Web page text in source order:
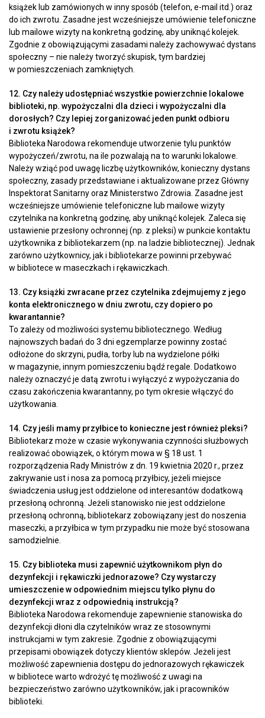
książek lub zamówionych w inny sposób (telefon, e-mail itd.) oraz
do ich zwrotu. Zasadne jest wcześniejsze umówienie telefoniczne
lub mailowe wizyty na konkretną godzinę, aby uniknąć kolejek.
Zgodnie z obowiązującymi zasadami należy zachowywać dystans
społeczny – nie należy tworzyć skupisk, tym bardziej
w pomieszczeniach zamkniętych.
12. Czy należy udostępniać wszystkie powierzchnie lokalowe
biblioteki, np. wypożyczalni dla dzieci i wypożyczalni dla
dorosłych? Czy lepiej zorganizować jeden punkt odbioru
i zwrotu książek?
Biblioteka Narodowa rekomenduje utworzenie tylu punktów
wypożyczeń/zwrotu, na ile pozwalają na to warunki lokalowe.
Należy wziąć pod uwagę liczbę użytkowników, konieczny dystans
społeczny, zasady przedstawiane i aktualizowane przez Główny
Inspektorat Sanitarny oraz Ministerstwo Zdrowia. Zasadne jest
wcześniejsze umówienie telefoniczne lub mailowe wizyty
czytelnika na konkretną godzinę, aby uniknąć kolejek. Zaleca się
ustawienie przesłony ochronnej (np. z pleksi) w punkcie kontaktu
użytkownika z bibliotekarzem (np. na ladzie bibliotecznej). Jednak
zarówno użytkownicy, jak i bibliotekarze powinni przebywać
w bibliotece w maseczkach i rękawiczkach.
13. Czy książki zwracane przez czytelnika zdejmujemy z jego
konta elektronicznego w dniu zwrotu, czy dopiero po
kwarantannie?
To zależy od możliwości systemu bibliotecznego. Według
najnowszych badań do 3 dni egzemplarze powinny zostać
odłożone do skrzyni, pudła, torby lub na wydzielone półki
w magazynie, innym pomieszczeniu bądź regale. Dodatkowo
należy oznaczyć je datą zwrotu i wyłączyć z wypożyczania do
czasu zakończenia kwarantanny, po tym okresie włączyć do
użytkowania.
14. Czy jeśli mamy przyłbice to konieczne jest również pleksi?
Bibliotekarz może w czasie wykonywania czynności służbowych
realizować obowiązek, o którym mowa w § 18 ust. 1
rozporządzenia Rady Ministrów z dn. 19 kwietnia 2020 r., przez
zakrywanie ust i nosa za pomocą przyłbicy, jeżeli miejsce
świadczenia usług jest oddzielone od interesantów dodatkową
przesłoną ochronną. Jeżeli stanowisko nie jest oddzielone
przesłoną ochronną, bibliotekarz zobowiązany jest do noszenia
maseczki, a przyłbica w tym przypadku nie może być stosowana
samodzielnie.
15. Czy biblioteka musi zapewnić użytkownikom płyn do
dezynfekcji i rękawiczki jednorazowe? Czy wystarczy
umieszczenie w odpowiednim miejscu tylko płynu do
dezynfekcji wraz z odpowiednią instrukcją?
Biblioteka Narodowa rekomenduje zapewnienie stanowiska do
dezynfekcji dłoni dla czytelników wraz ze stosownymi
instrukcjami w tym zakresie. Zgodnie z obowiązującymi
przepisami obowiązek dotyczy klientów sklepów. Jeżeli jest
możliwość zapewnienia dostępu do jednorazowych rękawiczek
w bibliotece warto wdrożyć tę możliwość z uwagi na
bezpieczeństwo zarówno użytkowników, jak i pracowników
biblioteki.